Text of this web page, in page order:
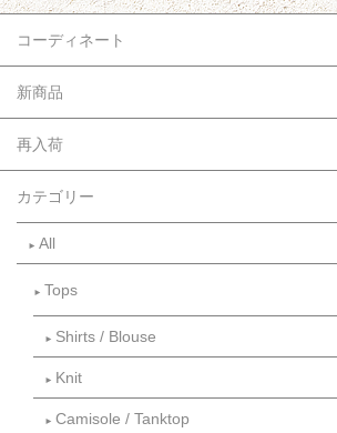
コーディネート
新商品
再入荷
カテゴリー
► All
► Tops
► Shirts / Blouse
► Knit
► Camisole / Tanktop